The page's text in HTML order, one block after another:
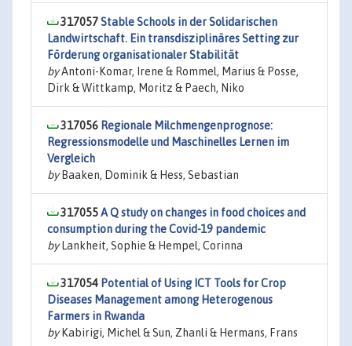
317057Stable Schools in der Solidarischen
Landwirtschaft. Ein transdisziplinäres Setting zur
Förderung organisationaler Stabilität
byAntoni-Komar, Irene & Rommel, Marius & Posse,
Dirk & Wittkamp, Moritz & Paech, Niko
317056 Regionale Milchmengenprognose:
Regressionsmodelle und Maschinelles Lernen im
Vergleich
byBaaken, Dominik & Hess, Sebastian
317055A Q study on changes in food choices and
consumption during the Covid-19 pandemic
byLankheit, Sophie & Hempel, Corinna
317054 Potential of Using ICT Tools for Crop
Diseases Management among Heterogenous
Farmers in Rwanda
byKabirigi, Michel & Sun, Zhanli & Hermans, Frans